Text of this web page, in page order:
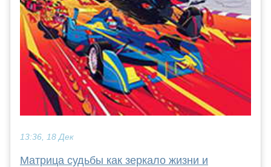
13:36, 18 Дек
Матрица судьбы как зеркало жизни и